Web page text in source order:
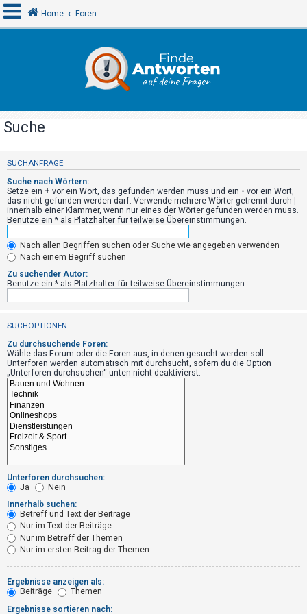
e
e
n
e
g
i
s
r
i
e
r
e
n
n
b
e
a
n
t
w
o
r
Home Foren
Suche
SUCHANFRAGE
Suche nach Wörtern:
Setze ein + vor ein Wort, das gefunden werden muss und ein - vor ein Wort,
das nicht gefunden werden darf. Verwende mehrere Wörter getrennt durch |
innerhalb einer Klammer, wenn nur eines der Wörter gefunden werden muss.
Benutze ein * als Platzhalter für teilweise Übereinstimmungen.
Nach allen Begriffen suchen oder Suche wie angegeben verwenden
Nach einem Begriff suchen
Zu suchender Autor:
Benutze ein * als Platzhalter für teilweise Übereinstimmungen.
SUCHOPTIONEN
Zu durchsuchende Foren:
Wähle das Forum oder die Foren aus, in denen gesucht werden soll.
Unterforen werden automatisch mit durchsucht, sofern du die Option
„Unterforen durchsuchen“ unten nicht deaktivierst.
Unterforen durchsuchen:
Ja
Nein
Innerhalb suchen:
Betreff und Text der Beiträge
Nur im Text der Beiträge
Nur im Betreff der Themen
Nur im ersten Beitrag der Themen
Ergebnisse anzeigen als:
Beiträge
Themen
Ergebnisse sortieren nach: